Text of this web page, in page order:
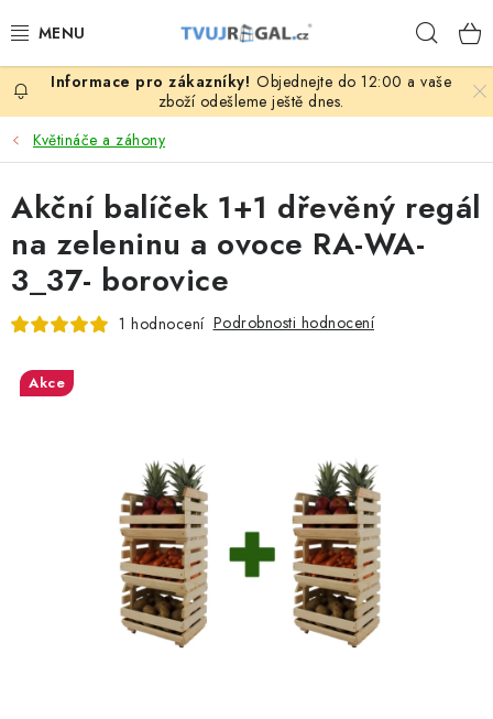
na
ZBOŽÍ ZA NÁKUPNÍ CENY
REGÁLY PODLE ROZMĚRŮ MATERIÁLU A SÉRIÍ
NEREZOVÉ A GASTRO PRODUKTY
KOVOVÉ STOLOVÉ NOHY
ZAHRADA, OKOLÍ DOMU
DŮM, BYT
ŽEBŘÍKY SCHŮDKY A LEŠENÍ
PARKOVACÍ BLOKÁDY
AKCE A SLEVY
Objednejte do 12:00 a vaše
zboží odešleme ještě dnes.
Květináče a záhony
Akční balíček 1+1 dřevěný regál
na zeleninu a ovoce RA-WA-
3_37- borovice
1 hodnocení Podrobnosti hodnocení
Akce